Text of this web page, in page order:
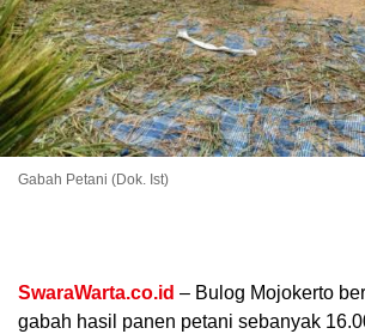
Gabah Petani (Dok. Ist)
SwaraWarta.co.id – Bulog Mojokerto
gabah hasil panen petani sebanyak